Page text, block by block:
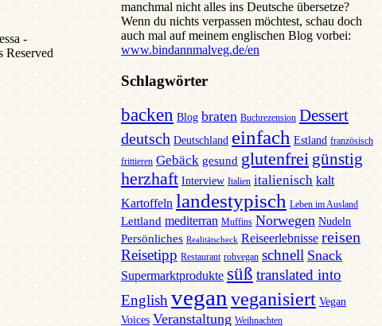
manchmal nicht alles ins Deutsche übersetze?
Wenn du nichts verpassen möchtest, schau doch
auch mal auf meinem englischen Blog vorbei:
www.bindannmalveg.de/en
Schlagwörter
backen Blog braten Buchrezension Dessert
deutsch Deutschland einfach Estland französisch
frittieren Gebäck gesund glutenfrei günstig
herzhaft Interview Italien italienisch kalt
Kartoffeln landestypisch Leben im Ausland
Lettland mediterran Muffins Norwegen Nudeln
Persönliches Realitätscheck Reiseerlebnisse reisen
Reisetipp Restaurant rohvegan schnell Snack
Supermarktprodukte süß translated into
English vegan veganisiert Vegan
Voices Veranstaltung Weihnachten
-